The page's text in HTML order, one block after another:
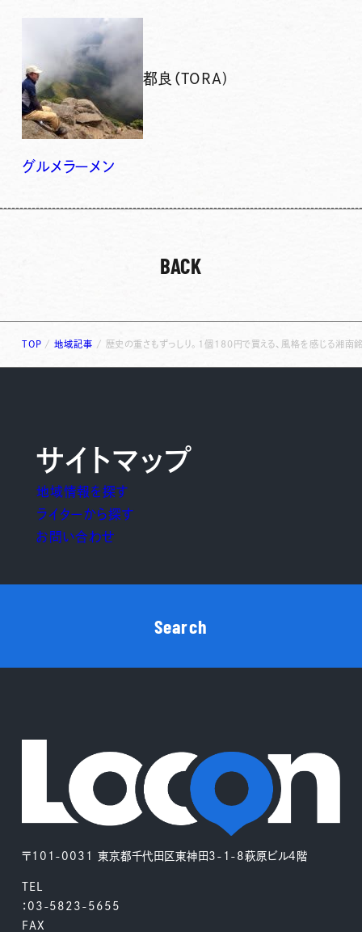
都良（TORA)
グルメ ラーメン
BACK
TOP /地域記事 / 歴史の重さもずっしり。1個180円で買える、風格を感じる湘南
〒101-0031 東京都千代田区東神田3-1-8萩原ビル4階
TEL
：03-5823-5655
FAX
サイトマップ
地域情報を探す
ライターから探す
お問い合わせ
Search